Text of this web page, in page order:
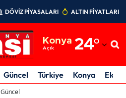
DÖVİZ PİYASALARI ALTIN FİYATLARI
Konya
Açık 24°
Adıyaman
Afyonkarahisar
Güncel Türkiye Konya
Güncel